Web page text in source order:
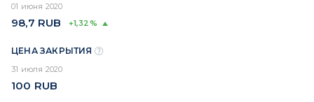
01 июня 2020
98,7 RUB +1,32%
ЦЕНА ЗАКРЫТИЯ
31 июля 2020
100 RUB